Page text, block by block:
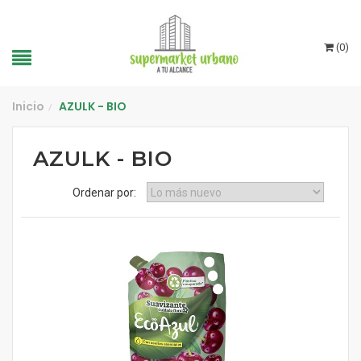
(0)
Inicio / AZULK - BIO
AZULK - BIO
Ordenar por: